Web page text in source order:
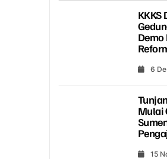
KKKS
Demo
6
Mulai
15